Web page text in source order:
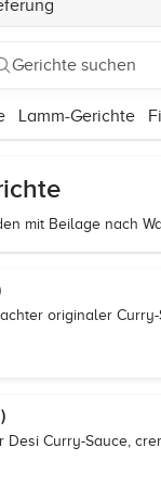
Gerichte suchen
Lamm-Gerichte
mit Beilage nach
originaler
Curry-Sauce,